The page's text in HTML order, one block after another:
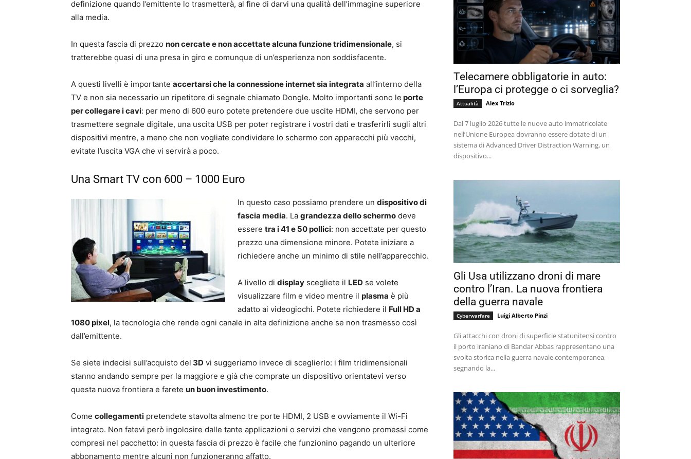
definizione quando l’emittente lo trasmetterà, al fine di darvi una qualità dell’immagine superiore
alla media.
In questa fascia di prezzo non cercate e non accettate alcuna funzione tridimensionale, si
tratterebbe quasi di una presa in giro e comunque di un’esperienza non soddisfacente.
A questi livelli è importante accertarsi che la connessione internet sia integrata all’interno della
TV e non sia necessario un ripetitore di segnale chiamato Dongle. Molto importanti sono le porte
per collegare i cavi: per meno di 600 euro potete pretendere due uscite HDMI, che servono per
trasmettere segnale digitale, una uscita USB per poter registrare i vostri dati e trasferirli sugli altri
dispositivi mentre, a meno che non vogliate condividere lo schermo con apparecchi più vecchi,
evitate l’uscita VGA che vi servirà a poco.
Una Smart TV con 600 – 1000 Euro
In questo caso possiamo prendere un dispositivo di
fascia media. La grandezza dello schermo deve
essere tra i 41 e 50 pollici: non accettate per questo
prezzo una dimensione minore. Potete iniziare a
richiedere anche un minimo di stile nell’apparecchio.
A livello di display scegliete il LED se volete
visualizzare film e video mentre il plasma è più
adatto ai videogiochi. Potete richiedere il Full HD a
1080 pixel, la tecnologia che rende ogni canale in alta definizione anche se non trasmesso così
dall’emittente.
Se siete indecisi sull’acquisto del 3D vi suggeriamo invece di sceglierlo: i film tridimensionali
stanno andando sempre per la maggiore e già che comprate un dispositivo orientatevi verso
questa nuova frontiera e farete un buon investimento.
Come collegamenti pretendete stavolta almeno tre porte HDMI, 2 USB e ovviamente il Wi-Fi
integrato. Non fatevi però ingolosire dalle tante applicazioni o servizi che vengono promessi come
compresi nel pacchetto: in questa fascia di prezzo è facile che funzionino pagando un ulteriore
abbonamento mentre alcuni non funzioneranno affatto.
Telecamere obbligatorie in auto:
l’Europa ci protegge o ci sorveglia?
Attualità Alex Trizio
Dal 7 luglio 2026 tutte le nuove auto immatricolate
nell’Unione Europea dovranno essere dotate di un
sistema di Advanced Driver Distraction Warning, un
dispositivo...
Gli Usa utilizzano droni di mare
contro l’Iran. La nuova frontiera
della guerra navale
Cyberwarfare Luigi Alberto Pinzi
Gli attacchi con droni di superficie statunitensi contro
il porto iraniano di Bandar Abbas rappresentano una
svolta storica nella guerra navale contemporanea,
segnando la...